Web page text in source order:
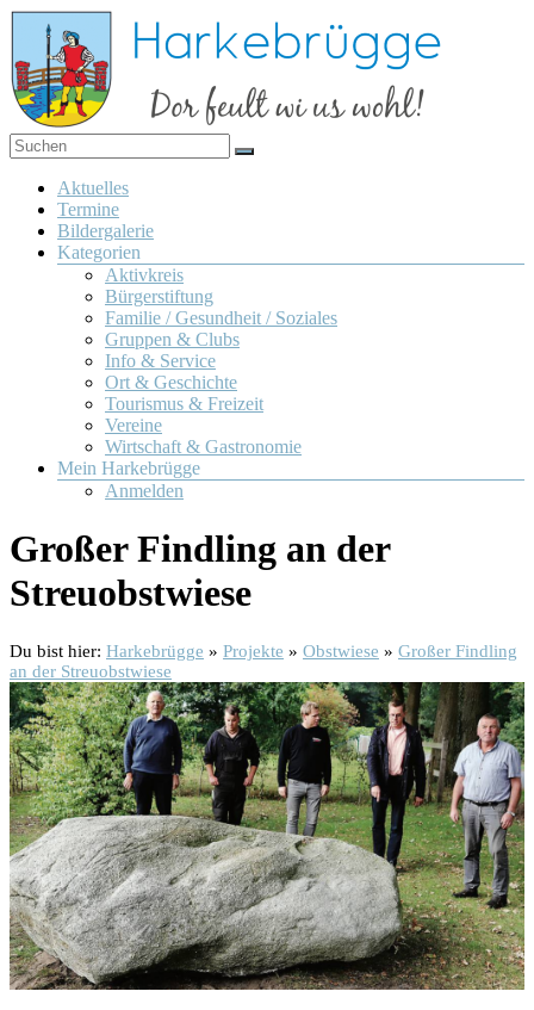
Zum
Inhalt
springen
Harkebrügge
Dor
feult
wi us
wohl!
Menü
Aktuelles
Termine
Bildergalerie
Kategorien
Aktivkreis
Bürgerstiftung
Familie / Gesundheit / Soziales
Gruppen & Clubs
Info & Service
Ort & Geschichte
Tourismus & Freizeit
Vereine
Wirtschaft & Gastronomie
Mein Harkebrügge
Anmelden
Großer Findling an der
Streuobstwiese
Du bist hier: Harkebrügge » Projekte » Obstwiese » Großer Findling
an der Streuobstwiese